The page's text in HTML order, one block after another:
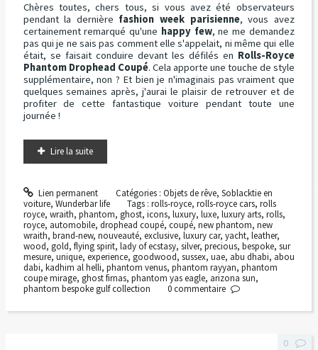
Chères toutes, chers tous, si vous avez été observateurs
pendant la dernière fashion week parisienne, vous avez
certainement remarqué qu'une happy few, ne me demandez
pas qui je ne sais pas comment elle s'appelait, ni même qui elle
était, se faisait conduire devant les défilés en Rolls-Royce
Phantom Drophead Coupé. Cela apporte une touche de style
supplémentaire, non ? Et bien je n'imaginais pas vraiment que
quelques semaines après, j'aurai le plaisir de retrouver et de
profiter de cette fantastique voiture pendant toute une
journée !
Lire la suite
Lien permanent Catégories : Objets de rêve, Soblacktie en
voiture, Wunderbar life Tags :rolls-royce,rolls-royce cars,rolls
royce, wraith, phantom, ghost, icons, luxury, luxe, luxury arts, rolls,
royce, automobile, drophead coupé, coupé, new phantom, new
wraith, brand-new, nouveauté, exclusive, luxury car, yacht, leather,
wood, gold, flying spirit, lady of ecstasy, silver, precious, bespoke, sur
mesure, unique, experience, goodwood, sussex, uae, abu dhabi, abou
dabi, kadhim al helli, phantom venus, phantom rayyan, phantom
coupe mirage, ghost firnas, phantom yas eagle, arizona sun,
phantom bespoke gulf collection
0commentaire
0